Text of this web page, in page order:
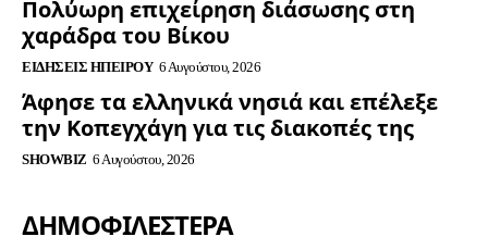
Πολύωρη επιχείρηση διάσωσης στη
χαράδρα του Βίκου
ΕΙΔΉΣΕΙΣ ΗΠΕΊΡΟΥ 6 Αυγούστου, 2026
Άφησε τα ελληνικά νησιά και επέλεξε
την Κοπεγχάγη για τις διακοπές της
SHOWBIZ 6 Αυγούστου, 2026
ΔΗΜΟΦΙΛΈΣΤΕΡΑ